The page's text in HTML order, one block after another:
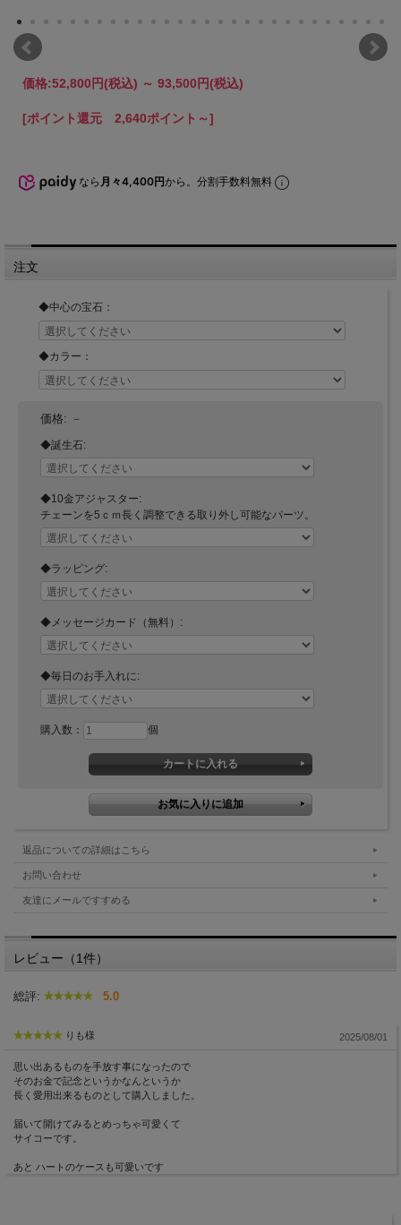
価格:52,800円(税込) ～ 93,500円(税込)
[ポイント還元 2,640ポイント～]
なら 月々4,400円から。分割手数料無料
注文
◆中心の宝石：
◆カラー：
価格: －
◆誕生石:
◆10金アジャスター:
チェーンを5ｃｍ長く調整できる取り外し可能なパーツ。
◆ラッピング:
◆メッセージカード（無料）:
◆毎日のお手入れに:
購入数： 個
返品についての詳細はこちら
お問い合わせ
友達にメールですすめる
レビュー（1件）
総評: 5.0
りも様 2025/08/01
思い出あるものを手放す事になったので
そのお金で記念というかなんというか
長く愛用出来るものとして購入しました。
届いて開けてみるとめっちゃ可愛くて
サイコーです。
あと ハートのケースも可愛いです